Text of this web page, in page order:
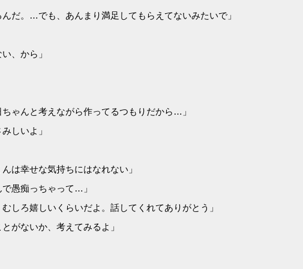
だ。…でも、あんまり満足してもらえてないみたいで」
、から」
ゃんと考えながら作ってるつもりだから…」
しいよ」
は幸せな気持ちにはなれない」
愚痴っちゃって…」
しろ嬉しいくらいだよ。話してくれてありがとう」
がないか、考えてみるよ」